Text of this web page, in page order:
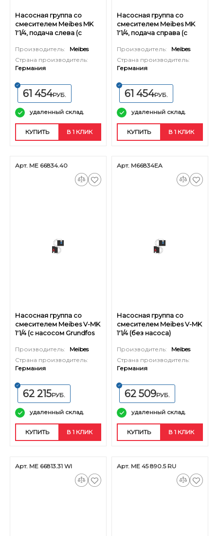
Насосная группа со
смесителем Meibes MK
1'1/4, подача слева (с
60)
Производитель:
Meibes
Страна производитель:
Германия
61 454РУБ.
удаленный склад.
КУПИТЬ В 1 КЛИК
Насосная группа со
смесителем Meibes MK
1'1/4, подача справа (с
60)
Производитель:
Meibes
Страна производитель:
Германия
61 454РУБ.
удаленный склад.
КУПИТЬ В 1 КЛИК
Арт. ME 66834.40
Насосная группа со
смесителем Meibes V-MK
1'1/4 (с насосом Grundfos
Производитель:
Meibes
Страна производитель:
Германия
62 215РУБ.
удаленный склад.
КУПИТЬ В 1 КЛИК
Арт. M66834EA
Насосная группа со
смесителем Meibes V-MK
1'1/4 (без насоса)
Производитель:
Meibes
Страна производитель:
Германия
62 509РУБ.
удаленный склад.
КУПИТЬ В 1 КЛИК
Арт. ME 66813.31 WI Арт. ME 45 890.5 RU